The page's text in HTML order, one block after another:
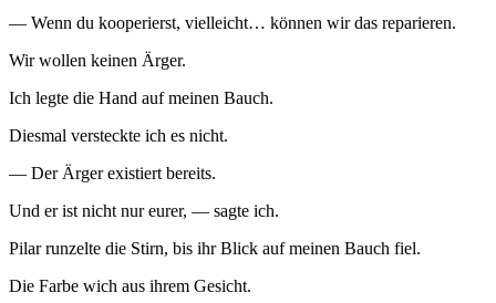
— Wenn du kooperierst, vielleicht… können wir das reparieren.
Wir wollen keinen Ärger.
Ich legte die Hand auf meinen Bauch.
Diesmal versteckte ich es nicht.
— Der Ärger existiert bereits.
Und er ist nicht nur eurer, — sagte ich.
Pilar runzelte die Stirn, bis ihr Blick auf meinen Bauch fiel.
Die Farbe wich aus ihrem Gesicht.